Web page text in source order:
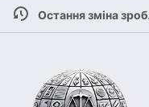
Остання зміна